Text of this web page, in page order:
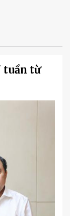
tuần từ